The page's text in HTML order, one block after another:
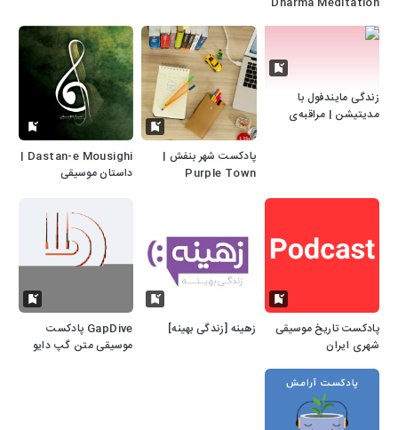
زندگی مایندفول با
مدیتیشن | مراقبه‌ی
پادکست شهر بنفش |
Purple Town
Dastan-e Mousighi |
داستان موسیقی
پادکست تاریخ موسیقی
شهری ایران
زهینه [زندگی بهینه]
GapDive پادکست
موسیقی متن گپ دایو